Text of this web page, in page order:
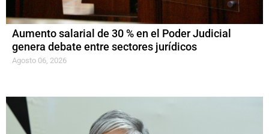
Aumento salarial de 30 % en el Poder Judicial
genera debate entre sectores jurídicos
Agosto 06, 2026